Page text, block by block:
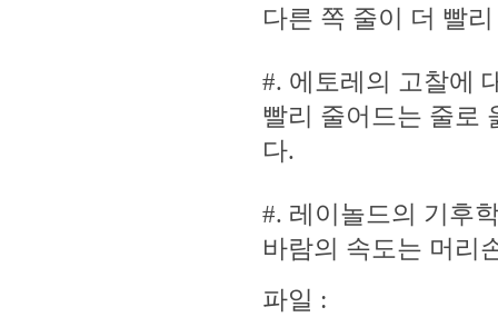
다른 쪽 줄이 더 빨
#. 에토레의 고찰에
빨리 줄어드는 줄로
다.
#. 레이놀드의 기후
바람의 속도는 머리
파일 :